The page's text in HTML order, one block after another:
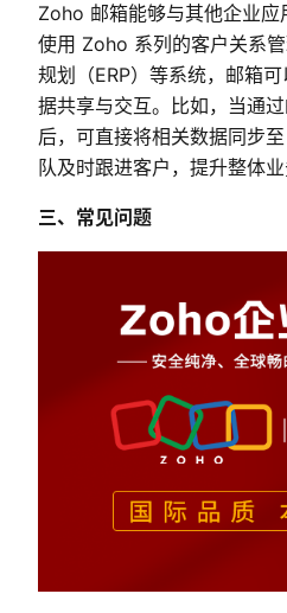
Zoho 邮箱能够与其他企业应
使用 Zoho 系列的客户关系
规划（ERP）等系统，邮箱
据共享与交互。比如，当通
后，可直接将相关数据同步
队及时跟进客户，提升整体业
三、常见问题